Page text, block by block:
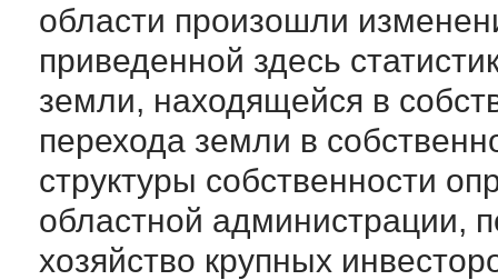
области произошли
приведенной здесь
земли, находящейся в
перехода земли в
структуры собственности
областной администрации,
хозяйство крупных